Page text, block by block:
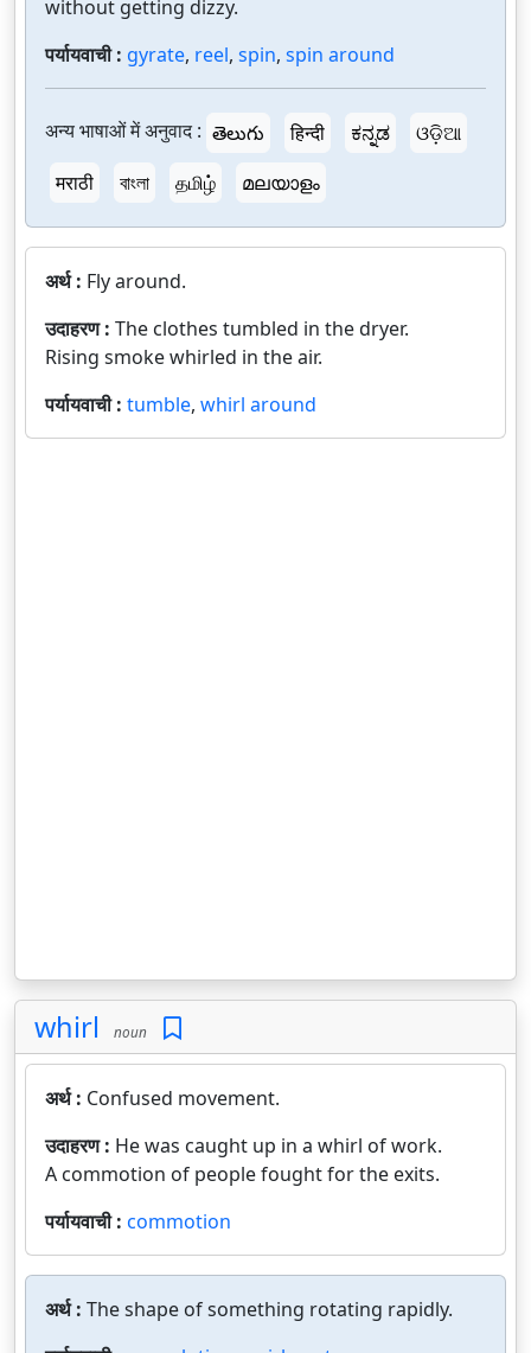
without getting dizzy.
पर्यायवाची : gyrate, reel, spin, spin around
अन्य भाषाओं में अनुवाद : తెలుగు हिन्दी ಕನ್ನಡ
ଓଡ଼ିଆ
मराठी
বাংলা தமிழ் മലയാളം
अर्थ : Fly around.
उदाहरण : The clothes tumbled in the dryer.
Rising smoke whirled in the air.
पर्यायवाची : tumble, whirl around
whirl noun
अर्थ : Confused movement.
उदाहरण : He was caught up in a whirl of work.
A commotion of people fought for the exits.
पर्यायवाची : commotion
अर्थ : The shape of something rotating rapidly.